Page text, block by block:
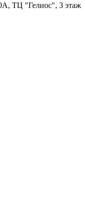
ТЦ "Гелиос", 3 этаж